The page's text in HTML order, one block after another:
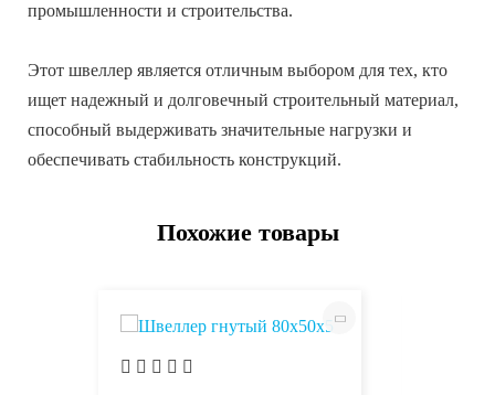
промышленности и строительства.
Этот швеллер является отличным выбором для тех, кто
ищет надежный и долговечный строительный материал,
способный выдерживать значительные нагрузки и
обеспечивать стабильность конструкций.
Похожие товары